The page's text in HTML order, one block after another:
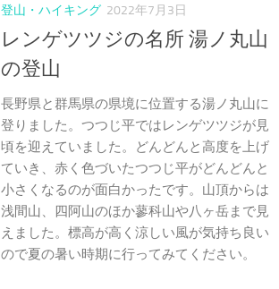
登山・ハイキング 2022年7月3日
レンゲツツジの名所 湯ノ丸山
の登山
長野県と群馬県の県境に位置する湯ノ丸山に
登りました。つつじ平ではレンゲツツジが見
頃を迎えていました。どんどんと高度を上げ
ていき、赤く色づいたつつじ平がどんどんと
小さくなるのが面白かったです。山頂からは
浅間山、四阿山のほか蓼科山や八ヶ岳まで見
えました。標高が高く涼しい風が気持ち良い
ので夏の暑い時期に行ってみてください。